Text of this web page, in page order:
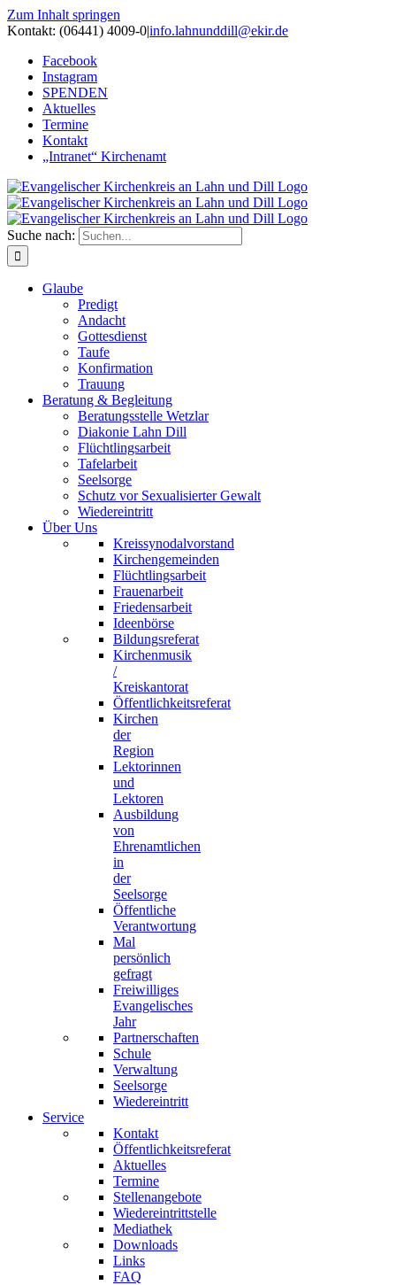
Zum Inhalt springen
Kontakt: (06441) 4009-0|info.lahnunddill@ekir.de
Facebook
Instagram
SPENDEN
Aktuelles
Termine
Kontakt
„Intranet“ Kirchenamt
Suche nach:
Glaube
Predigt
Andacht
Gottesdienst
Taufe
Konfirmation
Trauung
Beratung & Begleitung
Beratungsstelle Wetzlar
Diakonie Lahn Dill
Flüchtlingsarbeit
Tafelarbeit
Seelsorge
Schutz vor Sexualisierter Gewalt
Wiedereintritt
Über Uns
Kreissynodalvorstand
Kirchengemeinden
Flüchtlingsarbeit
Frauenarbeit
Friedensarbeit
Ideenbörse
Bildungsreferat
Kirchenmusik
/
Kreiskantorat
Öffentlichkeitsreferat
Kirchen
der
Region
Lektorinnen
und
Lektoren
Ausbildung
von
Ehrenamtlichen
in
der
Seelsorge
Öffentliche
Verantwortung
Mal
persönlich
gefragt
Freiwilliges
Evangelisches
Jahr
Partnerschaften
Schule
Verwaltung
Seelsorge
Wiedereintritt
Service
Kontakt
Öffentlichkeitsreferat
Aktuelles
Termine
Stellenangebote
Wiedereintrittstelle
Mediathek
Downloads
Links
FAQ